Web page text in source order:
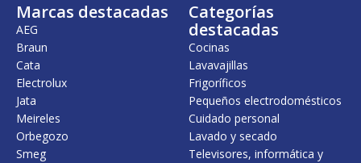
a
1
.
,
Marcas destacadas
AEG
Braun
Cata
Electrolux
Jata
Meireles
Orbegozo
Smeg
Categorías
destacadas
Cocinas
Lavavajillas
Frigoríficos
Pequeños electrodomésticos
Cuidado personal
Lavado y secado
Televisores, informática y